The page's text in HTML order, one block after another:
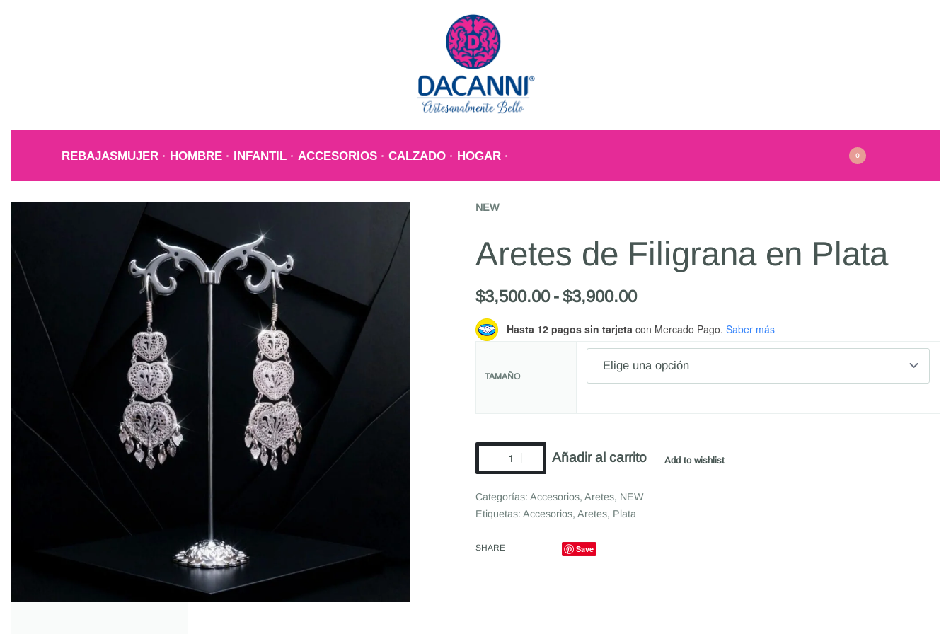
REBAJASMUJER HOMBRE INFANTIL ACCESORIOS CALZADO HOGAR 0
NEW
Aretes de Filigrana en Plata
$3,500.00 $3,900.00
Hasta 12 pagos sin tarjeta con Mercado Pago. Saber más
TAMAÑO
Añadir al carrito Add to wishlist
Categorías: Accesorios, Aretes, NEW
Etiquetas: Accesorios, Aretes, Plata
SHARE Save